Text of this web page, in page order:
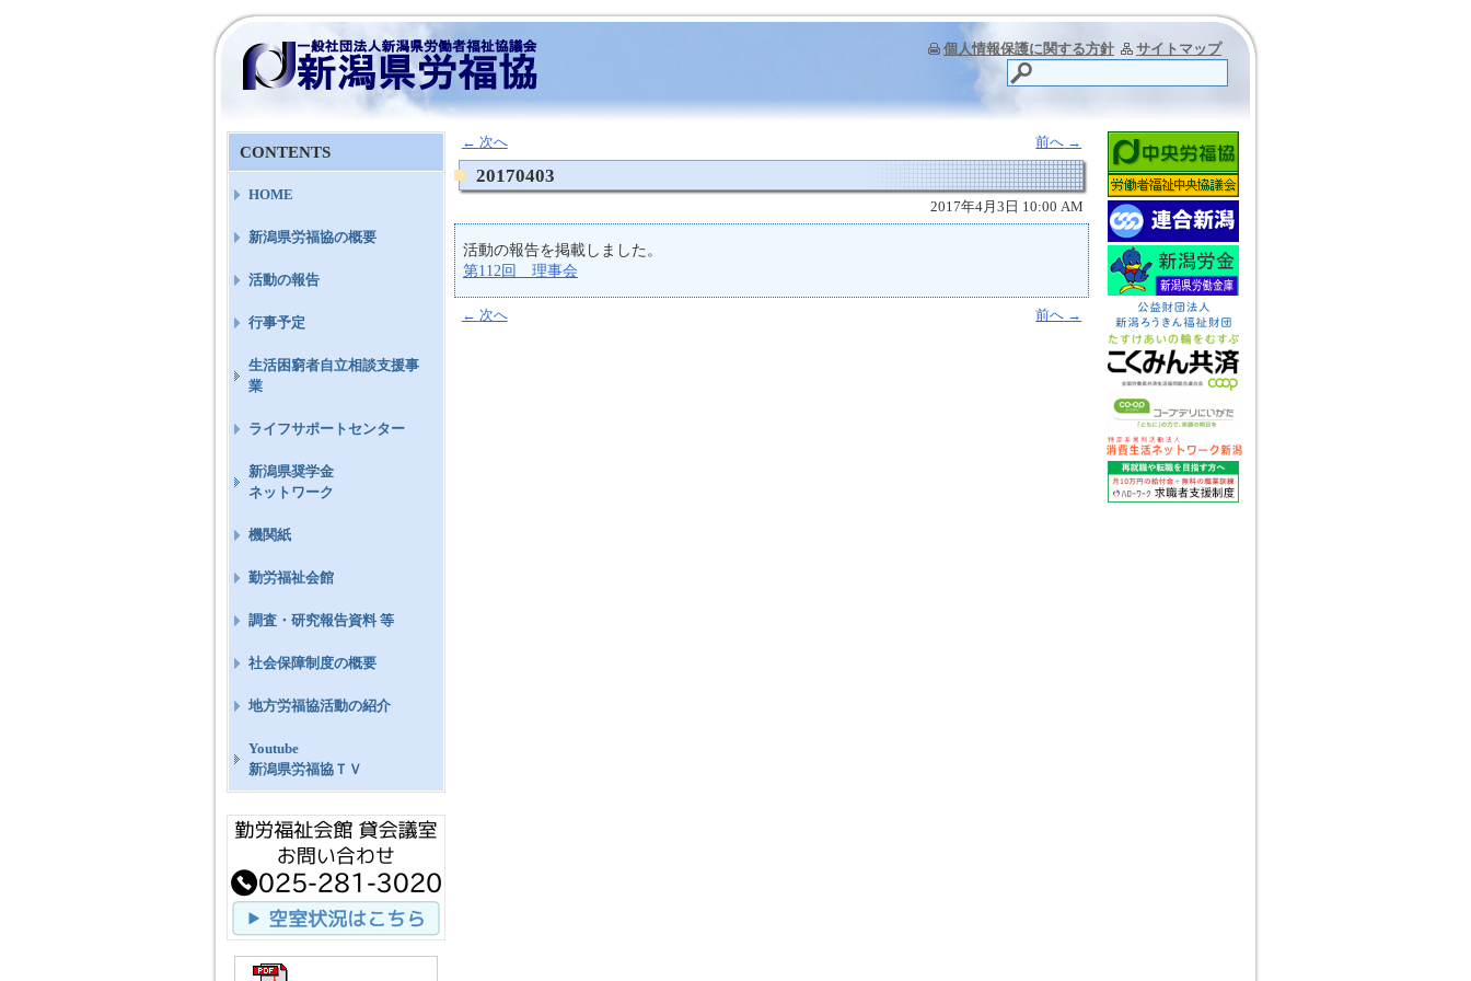
個人情報保護に関する方針 サイトマップ
← 次へ 前へ →
20170403
2017年4月3日 10:00 AM
活動の報告を掲載しました。
第112回 理事会
← 次へ 前へ →
CONTENTS
HOME
新潟県労福協の概要
活動の報告
行事予定
生活困窮者自立相談支援事
業
ライフサポートセンター
新潟県奨学金
ネットワーク
機関紙
勤労福祉会館
調査・研究報告資料 等
社会保障制度の概要
地方労福協活動の紹介
Youtube
新潟県労福協ＴＶ